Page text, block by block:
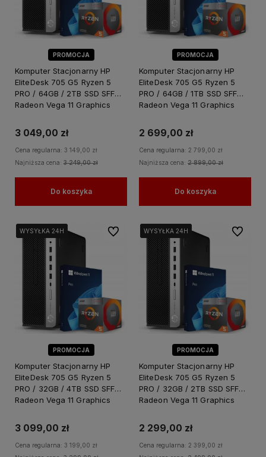
PROMOCJA
Komputer Stacjonarny HP
EliteDesk 705 G5 Ryzen 5
PRO / 64GB / 2TB SSD SFF
Radeon Vega 11 Graphics
3 049,00 zł
Cena regularna: 3 149,00 zł
Najniższa cena: 3 249,00 zł
Do koszyka
PROMOCJA
Komputer Stacjonarny HP
EliteDesk 705 G5 Ryzen 5
PRO / 64GB / 1TB SSD SFF
Radeon Vega 11 Graphics
2 699,00 zł
Cena regularna: 2 799,00 zł
Najniższa cena: 2 899,00 zł
Do koszyka
PROMOCJA
WYSYŁKA 24H
WYSYŁKA 24H
WYSYŁKA 24H
Komputer Stacjonarny HP
EliteDesk 705 G5 Ryzen 5
PRO / 32GB / 4TB SSD SFF
Radeon Vega 11 Graphics
3 099,00 zł
Cena regularna: 3 199,00 zł
Do ulubionych
PROMOCJA
WYSYŁKA 24H
WYSYŁKA 24H
WYSYŁKA 24H
Komputer Stacjonarny HP
EliteDesk 705 G5 Ryzen 5
PRO / 32GB / 2TB SSD SFF
Radeon Vega 11 Graphics
2 299,00 zł
Cena regularna: 2 399,00 zł
Do